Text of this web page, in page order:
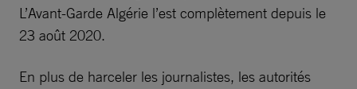
L’Avant-Garde Algérie l’est complètement depuis le
23 août 2020.
En plus de harceler les journalistes, les autorités